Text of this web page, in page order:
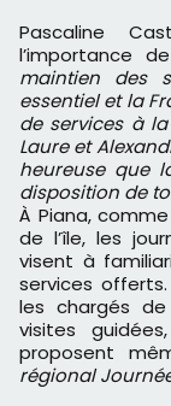
Pascaline
l’importance
maintien des
essentiel et la
de services à
Laure et
heureuse que
disposition de
À Piana,
de l’île, les
visent à
services
les chargés
visites
proposent
régional